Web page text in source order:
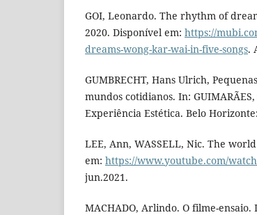
GOI, Leonardo. The rhythm of
2020. Disponível em: https://
dreams-wong-kar-wai-in-five-songs.
GUMBRECHT, Hans Ulrich,
mundos cotidianos. In:
Experiência Estética. Belo
LEE, Ann, WASSELL, Nic. The
em: https://www.youtube.com/
jun.2021.
MACHADO, Arlindo. O filme-ensaio.